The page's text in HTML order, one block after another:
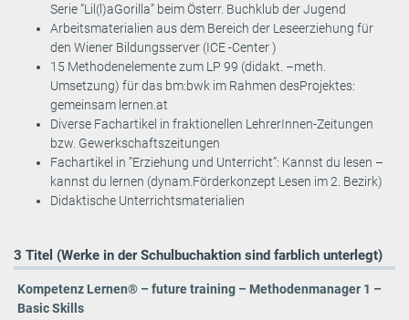
Serie ”Lil(l)aGorilla” beim Österr. Buchklub der Jugend
Arbeitsmaterialien aus dem Bereich der Leseerziehung für
den Wiener Bildungsserver (ICE -Center )
15 Methodenelemente zum LP 99 (didakt. –meth.
Umsetzung) für das bm:bwk im Rahmen desProjektes:
gemeinsam lernen.at
Diverse Fachartikel in fraktionellen LehrerInnen-Zeitungen
bzw. Gewerkschaftszeitungen
Fachartikel in ”Erziehung und Unterricht”: Kannst du lesen –
kannst du lernen (dynam.Förderkonzept Lesen im 2. Bezirk)
Didaktische Unterrichtsmaterialien
3 Titel (Werke in der Schulbuchaktion sind farblich unterlegt)
Kompetenz Lernen® – future training – Methodenmanager 1 –
Basic Skills